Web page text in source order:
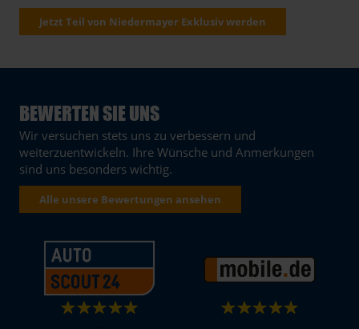
Jetzt Teil von Niedermayer Exklusiv werden
BEWERTEN SIE UNS
Wir versuchen stets uns zu verbessern und
weiterzuentwickeln. Ihre Wünsche und Anmerkungen
sind uns besonders wichtig.
Alle unsere Bewertungen ansehen